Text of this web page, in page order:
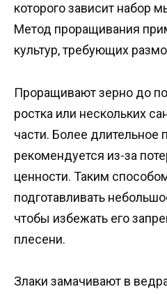
которого зависит набор
Метод проращивания
культур, требующих
Проращивают зерно до
ростка или нескольких
части. Более длительное
рекомендуется из-за
ценности. Таким
подготавливать
чтобы избежать его
плесени.
Злаки замачивают в